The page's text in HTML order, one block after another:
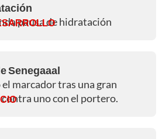
pausa de hidratación
Senegaaal
marcador tras una gran
uno con el portero.